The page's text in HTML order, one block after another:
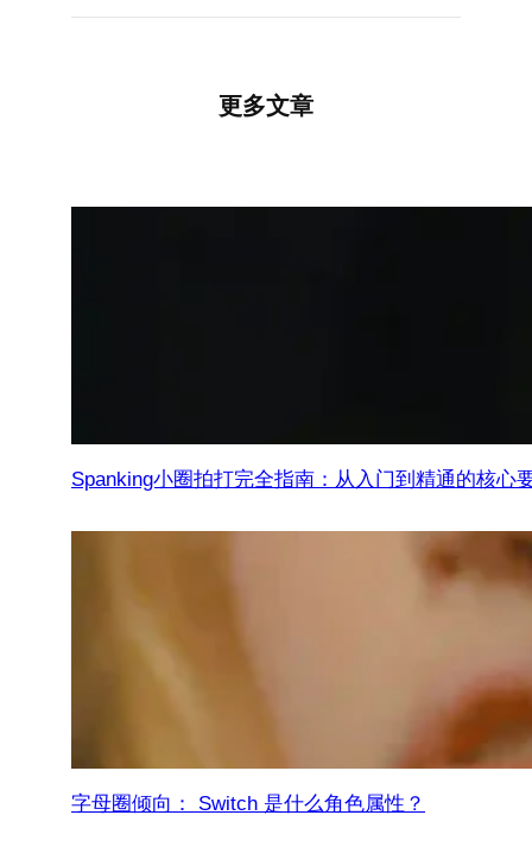
更多文章
Spanking小圈拍打完全指南：从入门到精通的核心
字母圈倾向： Switch 是什么角色属性？